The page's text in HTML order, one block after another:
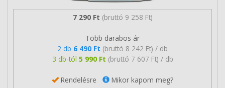
7 290 Ft (bruttó 9 258 Ft)
Több darabos ár
2 db 6 490 Ft (bruttó 8 242 Ft) / db
3 db-tól 5 990 Ft (bruttó 7 607 Ft) / db
Rendelésre Mikor kapom meg?